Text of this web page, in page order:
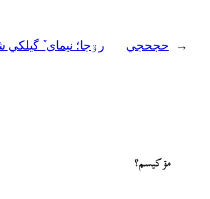
← حجحجي رۊجا؛ نیمای
مۊ کيسم؟